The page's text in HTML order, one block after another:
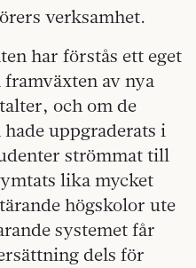
verksamhet.
har förstås ett eget
framväxten av nya
och om de
uppgraderats i
strömmat till
lika mycket
högskolor ute
systemet får
dels för